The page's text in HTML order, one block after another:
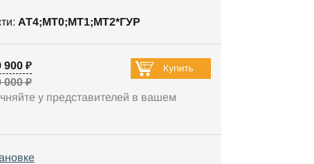
AT4;MT0;МТ1;МТ2*ГУР
900 ₽
000 ₽
у представителей в вашем